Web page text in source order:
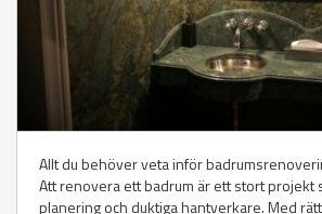
Allt du behöver veta inför
Att renovera ett badrum är ett stort projekt
planering och duktiga hantverkare. Med